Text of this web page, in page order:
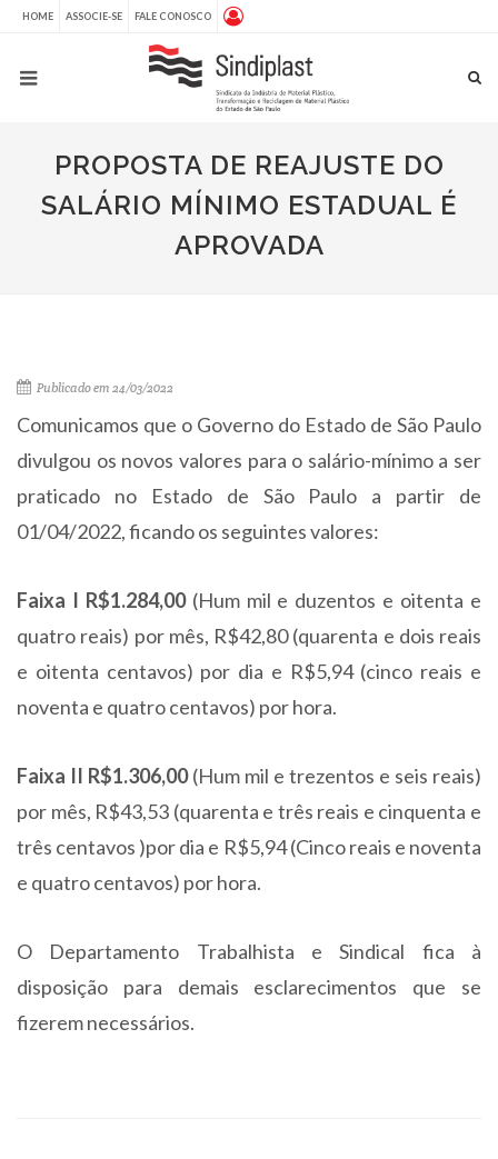
HOME ASSOCIE-SE FALE CONOSCO
PROPOSTA DE REAJUSTE DO
SALÁRIO MÍNIMO ESTADUAL É
APROVADA
Publicado em 24/03/2022
Comunicamos que o Governo do Estado de São Paulo
divulgou os novos valores para o salário-mínimo a ser
praticado no Estado de São Paulo a partir de
01/04/2022, ficando os seguintes valores:
Faixa I R$1.284,00(Hum mil e duzentos e oitenta e
quatro reais) por mês, R$42,80 (quarenta e dois reais
e oitenta centavos) por dia e R$5,94 (cinco reais e
noventa e quatro centavos) por hora.
Faixa II R$1.306,00(Hum mil e trezentos e seis reais)
por mês, R$43,53 (quarenta e três reais e cinquenta e
três centavos )por dia e R$5,94 (Cinco reais e noventa
e quatro centavos) por hora.
O Departamento Trabalhista e Sindical fica à
disposição para demais esclarecimentos que se
fizerem necessários.